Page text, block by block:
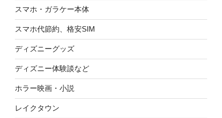
スマホ・ガラケー本体
スマホ代節約、格安SIM
ディズニーグッズ
ディズニー体験談など
ホラー映画・小説
レイクタウン